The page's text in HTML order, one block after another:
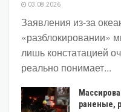
03.08.2026
Заявления из-за
«разблокировании»
лишь констатацией
реально понимает...
раненые,